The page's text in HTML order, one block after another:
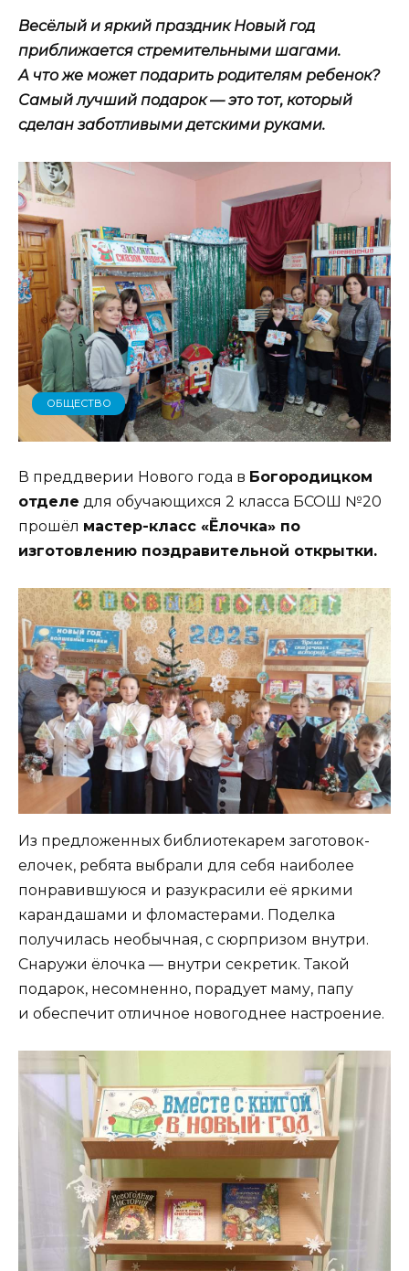
Весёлый и яркий праздник Новый год
приближается стремительными шагами.
А что же может подарить родителям ребенок?
Самый лучший подарок — это тот, который
сделан заботливыми детскими руками.
ОБЩЕСТВО
В преддверии Нового года в Богородицком
отделе для обучающихся 2 класса БСОШ №20
прошёл мастер-класс «Ёлочка» по
изготовлению поздравительной открытки.
Из предложенных библиотекарем заготовок-
елочек, ребята выбрали для себя наиболее
понравившуюся и разукрасили её яркими
карандашами и фломастерами. Поделка
получилась необычная, с сюрпризом внутри.
Снаружи ёлочка — внутри секретик. Такой
подарок, несомненно, порадует маму, папу
и обеспечит отличное новогоднее настроение.